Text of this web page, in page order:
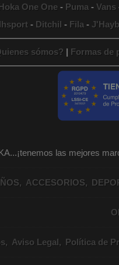
One One- Puma - Vans
- Ditchil - Fila -
sómos? | Formas de
las mejores
ACCESORIOS
Aviso Legal Política de